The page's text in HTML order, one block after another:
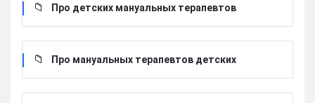
Про детских мануальных терапевтов
Про мануальных терапевтов детских